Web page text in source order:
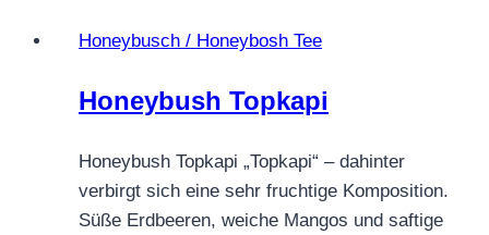
Amarenakirsche
mild,
&
weich
fruchtig
Honeybusch / Honeybosh Tee
Honeybush Topkapi
Honeybush Topkapi „Topkapi“ – dahinter
verbirgt sich eine sehr fruchtige Komposition.
Süße Erdbeeren, weiche Mangos und saftige